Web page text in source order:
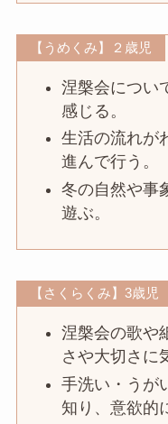
【うめくみ】２歳児
涅槃会につい
感じる。
生活の流れが
進んで行う。
冬の自然や事
遊ぶ。
【さくらくみ】3歳児
涅槃会の歌や
さや大切さに
手洗い・うが
知り、意欲的